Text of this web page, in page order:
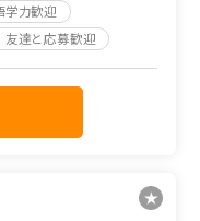
学力歓迎
友達と応募歓迎